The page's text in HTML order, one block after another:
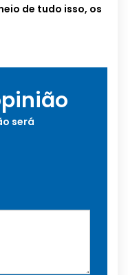
de tudo isso, os
será